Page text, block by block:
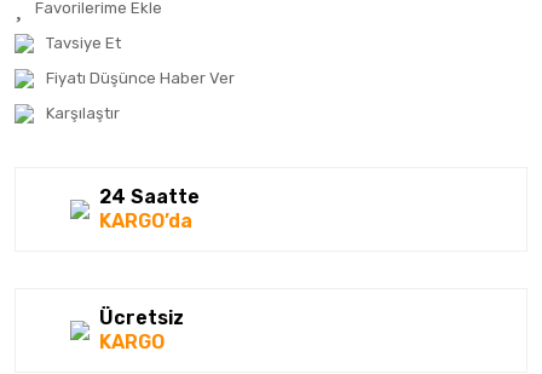
Tavsiye Et
Fiyatı Düşünce Haber Ver
Karşılaştır
24 Saatte
KARGO’da
Ücretsiz
KARGO